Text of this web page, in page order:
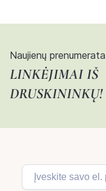
Naujienų prenumerata
LINKĖJIMAI IŠ
DRUSKININKŲ!